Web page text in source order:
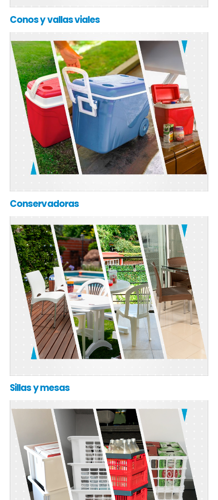
Conos y vallas viales
Conservadoras
Sillas y mesas